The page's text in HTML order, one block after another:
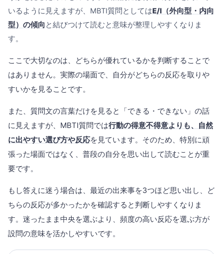
いるように見えますが、MBTI質問としてはE/I（外向型・内向
型）の傾向と結びつけて読むと意味が整理しやすくなりま
す。
ここで大切なのは、どちらが優れているかを判断することで
はありません。実際の場面で、自分がどちらの反応を取りや
すいかを見ることです。
また、質問文の言葉だけを見ると「できる・できない」の話
に見えますが、MBTI質問では行動の得意不得意よりも、自然
に出やすい選び方や反応を見ています。そのため、特別に頑
張った場面ではなく、普段の自分を思い出して読むことが重
要です。
もし答えに迷う場合は、最近の出来事を3つほど思い出し、ど
ちらの反応が多かったかを確認すると判断しやすくなりま
す。迷ったまま中央を選ぶより、頻度の高い反応を選ぶ方が
設問の意味を活かしやすいです。